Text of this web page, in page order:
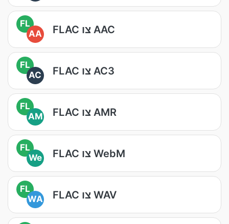
FL
AA
FLAC צו AAC
FL
AC
FLAC צו AC3
FL
AM
FLAC צו AMR
FL
We
FLAC צו WebM
FL
WA
FLAC צו WAV